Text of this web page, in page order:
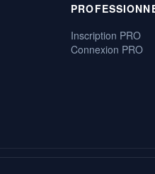
Inscription PRO
Connexion PRO